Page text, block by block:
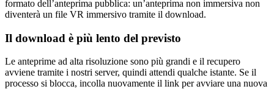
formato dell’anteprima pubblica: un’anteprima non immersiva non
diventerà un file VR immersivo tramite il download.
Il download è più lento del previsto
Le anteprime ad alta risoluzione sono più grandi e il recupero
avviene tramite i nostri server, quindi attendi qualche istante. Se il
processo si blocca, incolla nuovamente il link per avviare una nuova